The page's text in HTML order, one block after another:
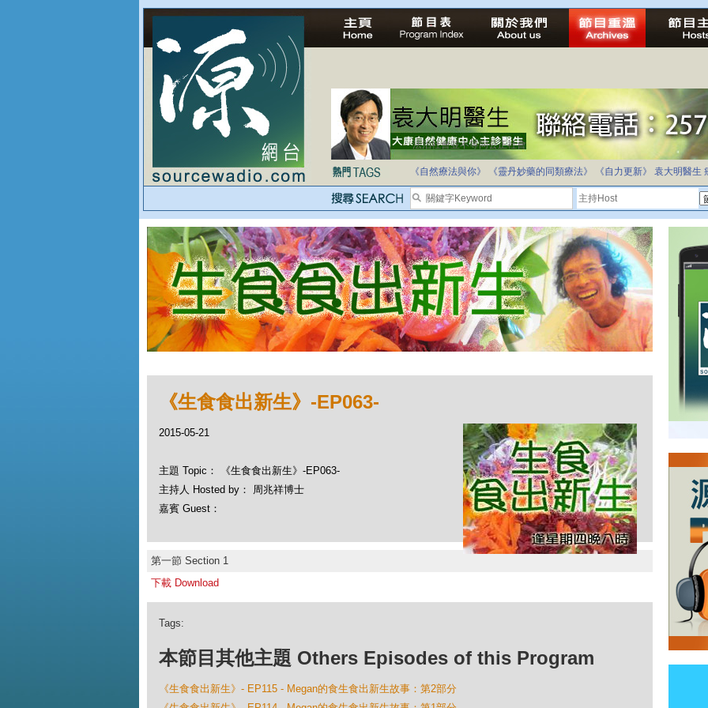
法治社會並不等同公正社會
自家教育合法化-推動多元化教育，全民學卷制
《自然療法與你》
《靈丹妙藥的同類療法》 《自力更新》 袁大明醫生
《生食食出新生》-EP063-
2015-05-21
主題 Topic： 《生食食出新生》-EP063-
主持人 Hosted by： 周兆祥博士
嘉賓 Guest：
第一節 Section 1
下載 Download
Tags:
本節目其他主題 Others Episodes of this Program
《生食食出新生》- EP115 - Megan的食生食出新生故事：第2部分